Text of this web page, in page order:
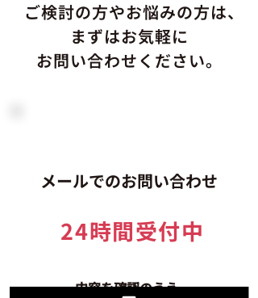
ご検討の方やお悩みの方は、
まずはお気軽に
お問い合わせください。
メールでのお問い合わせ
24時間受付中
内容を確認のうえ、